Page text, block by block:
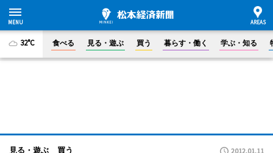
32°C 食べる 見る・遊ぶ 買う 暮らす・働く 学ぶ・知る
見る・遊ぶ 買う 2012.01.11